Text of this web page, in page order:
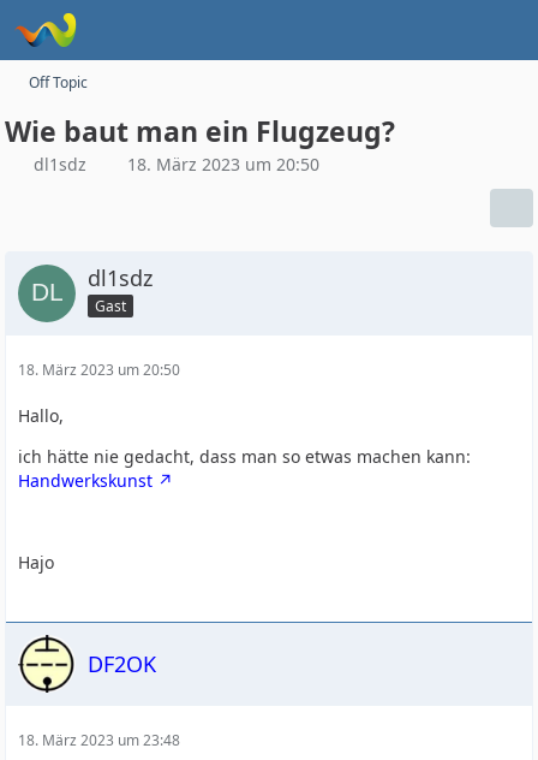
Off Topic
Wie baut man ein Flugzeug?
dl1sdz 18. März 2023 um 20:50
dl1sdz
Gast
18. März 2023 um 20:50
Hallo,
ich hätte nie gedacht, dass man so etwas machen kann:
Handwerkskunst
Hajo
DF2OK
18. März 2023 um 23:48